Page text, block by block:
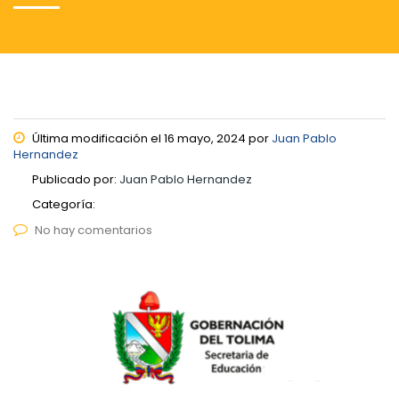
Última modificación el 16 mayo, 2024 por Juan Pablo
Hernandez
Publicado por: Juan Pablo Hernandez
Categoría:
No hay comentarios